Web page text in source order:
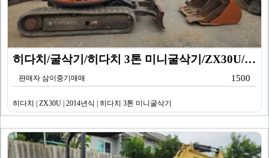
히다치/굴삭기/히다치 3톤 미니굴삭기/ZX30U/201…
판매자 삼이중기매매 1500
히다치 | ZX30U | 2014년식 | 히다치 3톤 미니굴삭기